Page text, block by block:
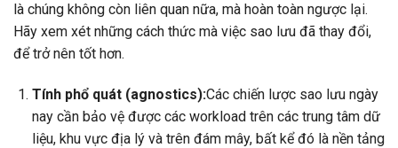
là chúng không còn liên quan nữa, mà hoàn toàn ngược lại.
Hãy xem xét những cách thức mà việc sao lưu đã thay đổi,
để trở nên tốt hơn.
Tính phổ quát (agnostics):Các chiến lược sao lưu ngày
nay cần bảo vệ được các workload trên các trung tâm dữ
liệu, khu vực địa lý và trên đám mây, bất kể đó là nền tảng